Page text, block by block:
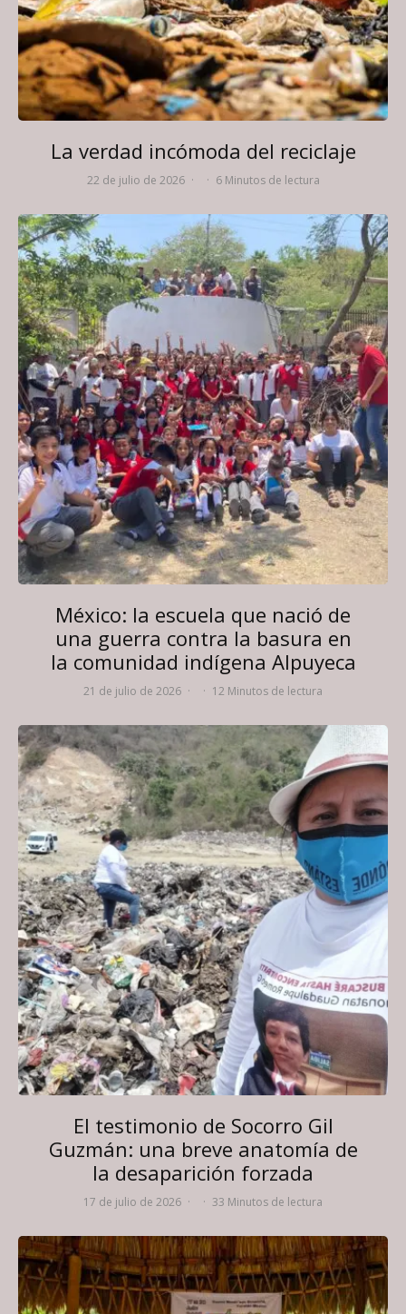
La verdad incómoda del reciclaje
22 de julio de 2026 · · 6 Minutos de lectura
México: la escuela que nació de
una guerra contra la basura en
la comunidad indígena Alpuyeca
21 de julio de 2026 · · 12 Minutos de lectura
El testimonio de Socorro Gil
Guzmán: una breve anatomía de
la desaparición forzada
17 de julio de 2026 · · 33 Minutos de lectura